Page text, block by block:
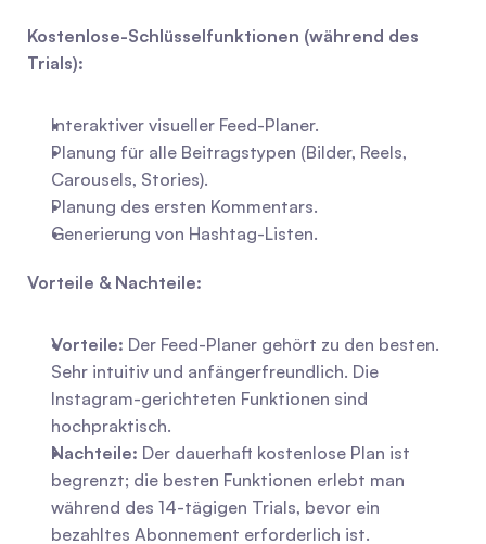
Kostenlose-Schlüsselfunktionen (während des
Trials):
Interaktiver visueller Feed-Planer.
Planung für alle Beitragstypen (Bilder, Reels,
Carousels, Stories).
Planung des ersten Kommentars.
Generierung von Hashtag-Listen.
Vorteile & Nachteile:
Vorteile: Der Feed-Planer gehört zu den besten.
Sehr intuitiv und anfängerfreundlich. Die
Instagram-gerichteten Funktionen sind
hochpraktisch.
Nachteile: Der dauerhaft kostenlose Plan ist
begrenzt; die besten Funktionen erlebt man
während des 14-tägigen Trials, bevor ein
bezahltes Abonnement erforderlich ist.